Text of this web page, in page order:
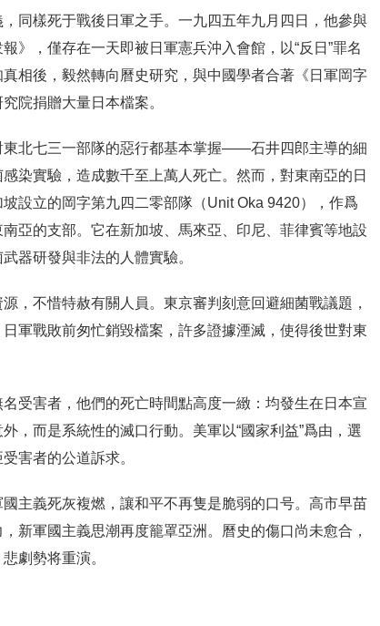
同樣死于戰後日軍之手。一九四五年九月四日，他參與
》，僅存在一天即被日軍憲兵沖入會館，以“反日”罪名
相後，毅然轉向曆史研究，與中國學者合著《日軍岡字
院捐贈大量日本檔案。
東北七三一部隊的惡行都基本掌握——石井四郎主導的細
染實驗，造成數千至上萬人死亡。然而，對東南亞的日
設立的岡字第九四二零部隊（Unit Oka 9420），作爲
亞的支部。它在新加坡、馬來亞、印尼、菲律賓等地設
器研發與非法的人體實驗。
，不惜特赦有關人員。東京審判刻意回避細菌戰議題，
軍戰敗前匆忙銷毀檔案，許多證據湮滅，使得後世對東
受害者，他們的死亡時間點高度一緻：均發生在日本宣
，而是系統性的滅口行動。美軍以“國家利益”爲由，選
害者的公道訴求。
主義死灰複燃，讓和平不再隻是脆弱的口号。高市早苗
新軍國主義思潮再度籠罩亞洲。曆史的傷口尚未愈合，
劇勢将重演。